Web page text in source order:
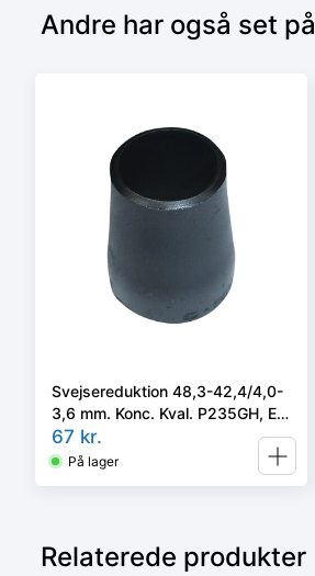
Andre har også set på
Svejsereduktion 48,3-42,4/4,0-
3,6 mm. Konc. Kval. P235GH, EN
10253-2 type B
67 kr.
På lager
Relaterede produkter